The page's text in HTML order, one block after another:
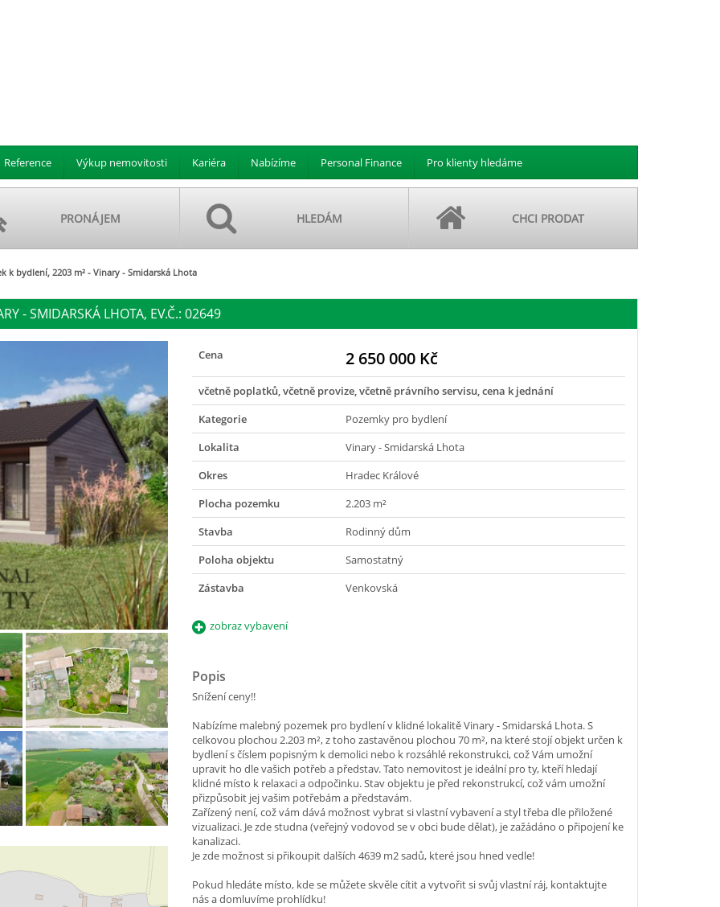
Reference Výkup nemovitosti Kariéra Nabízíme Personal Finance Pro klienty hledáme
PRONÁJEM HLEDÁM CHCI PRODAT
k bydlení, 2203 m² - Vinary - Smidarská Lhota
- SMIDARSKÁ LHOTA, EV.Č.: 02649
Cena 2 650 000 Kč
včetně poplatků, včetně provize, včetně právního servisu, cena k jednání
Kategorie
Pozemky pro bydlení
Lokalita
Vinary - Smidarská Lhota
Okres
Hradec Králové
Plocha pozemku
2.203 m²
Stavba
Rodinný dům
Poloha objektu
Samostatný
Zástavba
Venkovská
zobraz vybavení
Popis
Snížení ceny!!
Nabízíme malebný pozemek pro bydlení v klidné lokalitě Vinary - Smidarská Lhota. S
celkovou plochou 2.203 m², z toho zastavěnou plochou 70 m², na které stojí objekt určen k
bydlení s číslem popisným k demolici nebo k rozsáhlé rekonstrukci, což Vám umožní
upravit ho dle vašich potřeb a představ. Tato nemovitost je ideální pro ty, kteří hledají
klidné místo k relaxaci a odpočinku. Stav objektu je před rekonstrukcí, což vám umožní
přizpůsobit jej vašim potřebám a představám.
Zařízený není, což vám dává možnost vybrat si vlastní vybavení a styl třeba dle přiložené
vizualizaci. Je zde studna (veřejný vodovod se v obci bude dělat), je zažádáno o připojení ke
kanalizaci.
Je zde možnost si přikoupit dalších 4639 m2 sadů, které jsou hned vedle!
Pokud hledáte místo, kde se můžete skvěle cítit a vytvořit si svůj vlastní ráj, kontaktujte
nás a domluvíme prohlídku!